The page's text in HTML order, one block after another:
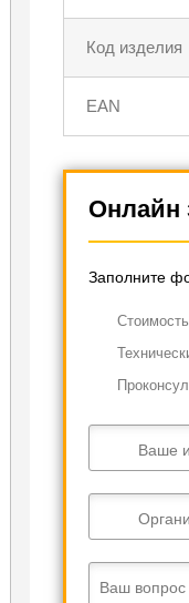
Код изделия
EAN
Онлайн
Заполните
Ваше
Ваш